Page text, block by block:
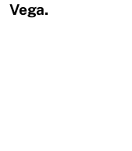
Vega.